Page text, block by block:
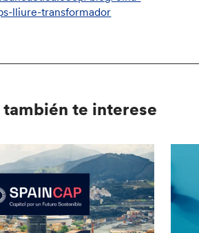
lliure-transformador
también te interese